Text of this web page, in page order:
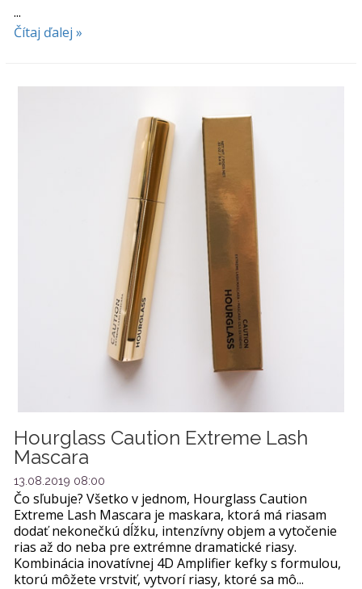
...
Čítaj ďalej »
Hourglass Caution Extreme Lash
Mascara
13.08.2019 08:00
Čo sľubuje? Všetko v jednom, Hourglass Caution
Extreme Lash Mascara je maskara, ktorá má riasam
dodať nekonečkú dĺžku, intenzívny objem a vytočenie
rias až do neba pre extrémne dramatické riasy.
Kombinácia inovatívnej 4D Amplifier kefky s formulou,
ktorú môžete vrstviť, vytvorí riasy, ktoré sa mô...